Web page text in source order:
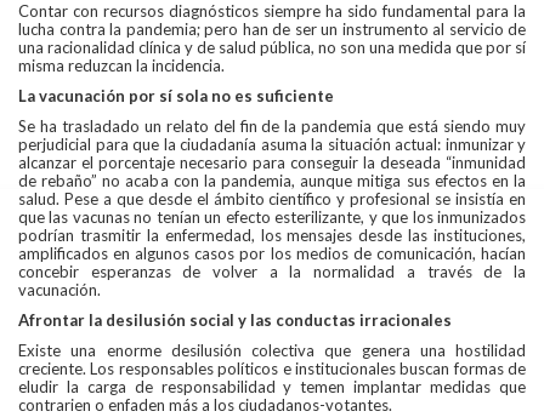
Contar con recursos diagnósticos siempre ha sido fundamental para la
lucha contra la pandemia; pero han de ser un instrumento al servicio de
una racionalidad clínica y de salud pública, no son una medida que por sí
misma reduzcan la incidencia.
La vacunación por sí sola no es suficiente
Se ha trasladado un relato del fin de la pandemia que está siendo muy
perjudicial para que la ciudadanía asuma la situación actual: inmunizar y
alcanzar el porcentaje necesario para conseguir la deseada “inmunidad
de rebaño” no acaba con la pandemia, aunque mitiga sus efectos en la
salud. Pese a que desde el ámbito científico y profesional se insistía en
que las vacunas no tenían un efecto esterilizante, y que los inmunizados
podrían trasmitir la enfermedad, los mensajes desde las instituciones,
amplificados en algunos casos por los medios de comunicación, hacían
concebir esperanzas de volver a la normalidad a través de la
vacunación.
Afrontar la desilusión social y las conductas irracionales
Existe una enorme desilusión colectiva que genera una hostilidad
creciente. Los responsables políticos e institucionales buscan formas de
eludir la carga de responsabilidad y temen implantar medidas que
contrarien o enfaden más a los ciudadanos-votantes.